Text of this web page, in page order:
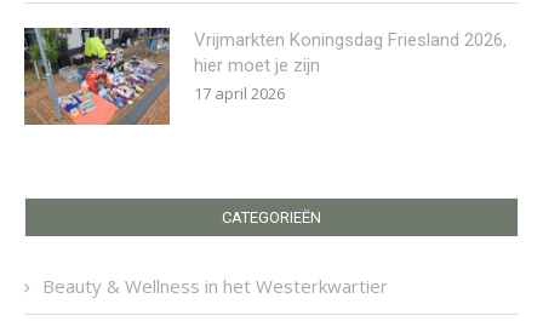
Vrijmarkten Koningsdag Friesland 2026,
hier moet je zijn
17 april 2026
CATEGORIEËN
Beauty & Wellness in het Westerkwartier